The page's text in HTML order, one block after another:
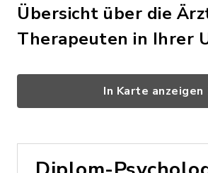
Übersicht über die
Therapeuten in Ihrer
In Karte anzeigen